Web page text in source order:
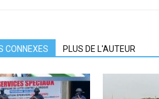
CONNEXES PLUS DE L'AUTEUR